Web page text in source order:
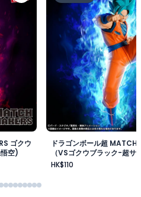
ゴクウ
空)
ドラゴンボール超 MATCH
（VSゴクウブラック-超
HK$110